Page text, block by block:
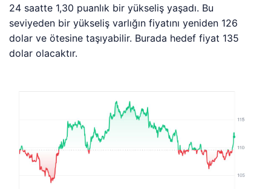
24 saatte 1,30 puanlık bir yükseliş yaşadı. Bu
seviyeden bir yükseliş varlığın fiyatını yeniden 126
dolar ve ötesine taşıyabilir. Burada hedef fiyat 135
dolar olacaktır.